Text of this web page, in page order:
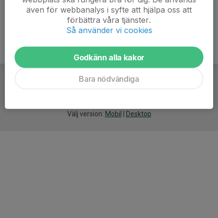
Välj version: Mobil Desktop
även för webbanalys i syfte att hjälpa oss att
förbättra våra tjänster.
Så använder vi cookies
Godkänn alla kakor
Bara nödvändiga